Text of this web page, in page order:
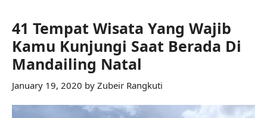
41 Tempat Wisata Yang Wajib
Kamu Kunjungi Saat Berada Di
Mandailing Natal
January 19, 2020 by Zubeir Rangkuti